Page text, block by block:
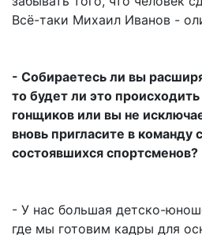
Всё-таки Михаил Иванов -
- Собираетесь ли вы
то будет ли это
гонщиков или вы не
вновь пригласите в команду
состоявшихся спортсменов?
- У нас большая детско-
где мы готовим кадры для